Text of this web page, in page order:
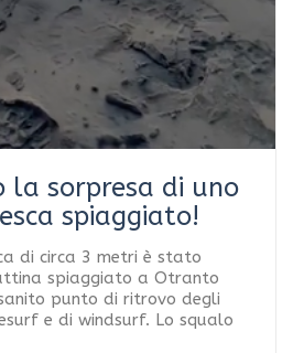
la sorpresa di uno
spiaggiato!
di circa 3 metri è stato
spiaggiato a Otranto
punto di ritrovo degli
e di windsurf. Lo squalo